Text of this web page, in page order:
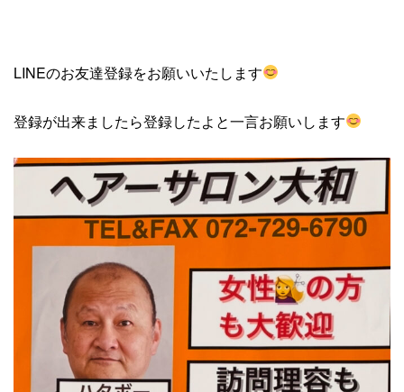
LINEのお友達登録をお願いいたします
登録が出来ましたら登録したよと一言お願いします